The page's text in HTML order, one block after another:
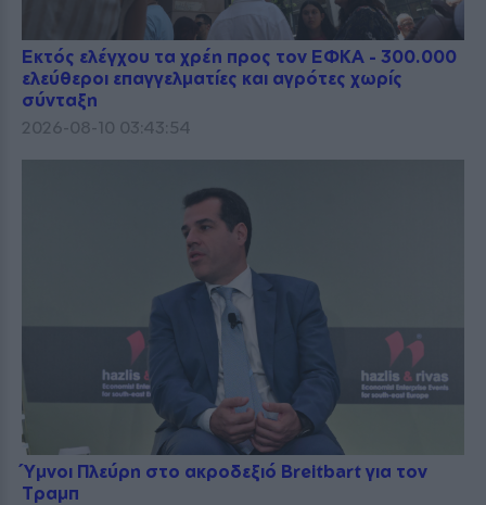
Εκτός ελέγχου τα χρέη προς τον ΕΦΚΑ - 300.000
ελεύθεροι επαγγελματίες και αγρότες χωρίς
σύνταξη
2026-08-10 03:43:54
Ύμνοι Πλεύρη στο ακροδεξιό Breitbart για τον
Τραμπ